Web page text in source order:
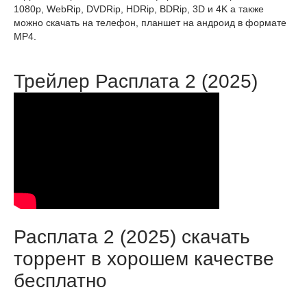
1080p, WebRip, DVDRip, HDRip, BDRip, 3D и 4K а также
можно скачать на телефон, планшет на андроид в формате
MP4.
Трейлер Расплата 2 (2025)
Расплата 2 (2025) скачать
торрент в хорошем качестве
бесплатно